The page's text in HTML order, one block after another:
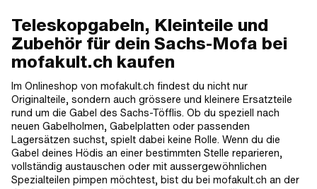
Teleskopgabeln, Kleinteile und
Zubehör für dein Sachs-Mofa bei
mofakult.ch kaufen
Im Onlineshop von mofakult.ch findest du nicht nur
Originalteile, sondern auch grössere und kleinere Ersatzteile
rund um die Gabel des Sachs-Töfflis. Ob du speziell nach
neuen Gabelholmen, Gabelplatten oder passenden
Lagersätzen suchst, spielt dabei keine Rolle. Wenn du die
Gabel deines Hödis an einer bestimmten Stelle reparieren,
vollständig austauschen oder mit aussergewöhnlichen
Spezialteilen pimpen möchtest, bist du bei mofakult.ch an der